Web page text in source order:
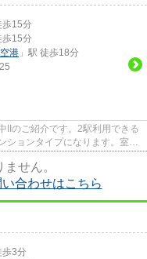
歩15分
歩15分
港 」駅 徒歩18分
IIのご紹介です。2駅利用できる
ションタイプになります。室内
せん。
合わせはこちら
歩3分